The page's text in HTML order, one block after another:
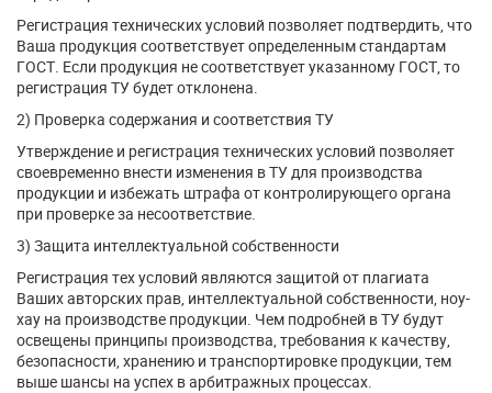
Регистрация технических условий позволяет подтвердить, что
Ваша продукция соответствует определенным стандартам
ГОСТ. Если продукция не соответствует указанному ГОСТ, то
регистрация ТУ будет отклонена.
2) Проверка содержания и соответствия ТУ
Утверждение и регистрация технических условий позволяет
своевременно внести изменения в ТУ для производства
продукции и избежать штрафа от контролирующего органа
при проверке за несоответствие.
3) Защита интеллектуальной собственности
Регистрация тех условий являются защитой от плагиата
Ваших авторских прав, интеллектуальной собственности, ноу-
хау на производстве продукции. Чем подробней в ТУ будут
освещены принципы производства, требования к качеству,
безопасности, хранению и транспортировке продукции, тем
выше шансы на успех в арбитражных процессах.